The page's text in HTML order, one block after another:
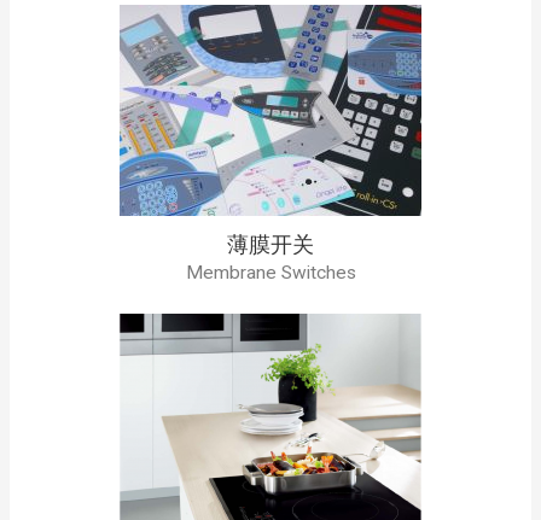
薄膜开关
Membrane Switches